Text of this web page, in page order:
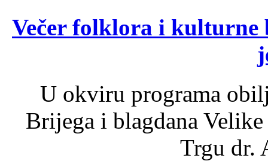
Večer folklora i kulturne
U okviru programa
Brijega i blagdana
Trgu dr.